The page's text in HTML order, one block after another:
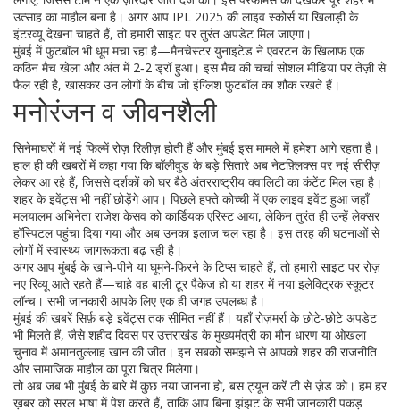
उत्साह का माहौल बना है। अगर आप IPL 2025 की लाइव स्कोर्स या खिलाड़ी के
इंटरव्यू देखना चाहते हैं, तो हमारी साइट पर तुरंत अपडेट मिल जाएगा।
मुंबई में फुटबॉल भी धूम मचा रहा है—मैनचेस्टर युनाइटेड ने एवरटन के खिलाफ एक
कठिन मैच खेला और अंत में 2‑2 ड्रॉ हुआ। इस मैच की चर्चा सोशल मीडिया पर तेज़ी से
फैल रही है, खासकर उन लोगों के बीच जो इंग्लिश फुटबॉल का शौक रखते हैं।
मनोरंजन व जीवनशैली
सिनेमाघरों में नई फिल्में रोज़ रिलीज़ होती हैं और मुंबई इस मामले में हमेशा आगे रहता है।
हाल ही की खबरों में कहा गया कि बॉलीवुड के बड़े सितारे अब नेटफ़्लिक्स पर नई सीरीज़
लेकर आ रहे हैं, जिससे दर्शकों को घर बैठे अंतरराष्ट्रीय क्वालिटी का कंटेंट मिल रहा है।
शहर के इवेंट्स भी नहीं छोड़ेंगे आप। पिछले हफ्ते कोच्ची में एक लाइव इवेंट हुआ जहाँ
मलयालम अभिनेता राजेश केसव को कार्डियक एरिस्ट आया, लेकिन तुरंत ही उन्हें लेक्सर
हॉस्पिटल पहुंचा दिया गया और अब उनका इलाज चल रहा है। इस तरह की घटनाओं से
लोगों में स्वास्थ्य जागरूकता बढ़ रही है।
अगर आप मुंबई के खाने‑पीने या घूमने‑फिरने के टिप्स चाहते हैं, तो हमारी साइट पर रोज़
नए रिव्यू आते रहते हैं—चाहे वह बाली टूर पैकेज हो या शहर में नया इलेक्ट्रिक स्कूटर
लॉन्च। सभी जानकारी आपके लिए एक ही जगह उपलब्ध है।
मुंबई की खबरें सिर्फ़ बड़े इवेंट्स तक सीमित नहीं हैं। यहाँ रोज़मर्रा के छोटे‑छोटे अपडेट
भी मिलते हैं, जैसे शहीद दिवस पर उत्तराखंड के मुख्यमंत्री का मौन धारण या ओखला
चुनाव में अमानतुल्लाह खान की जीत। इन सबको समझने से आपको शहर की राजनीति
और सामाजिक माहौल का पूरा चित्र मिलेगा।
तो अब जब भी मुंबई के बारे में कुछ नया जानना हो, बस ट्यून करें टी से ज़ेड को। हम हर
ख़बर को सरल भाषा में पेश करते हैं, ताकि आप बिना झंझट के सभी जानकारी पकड़